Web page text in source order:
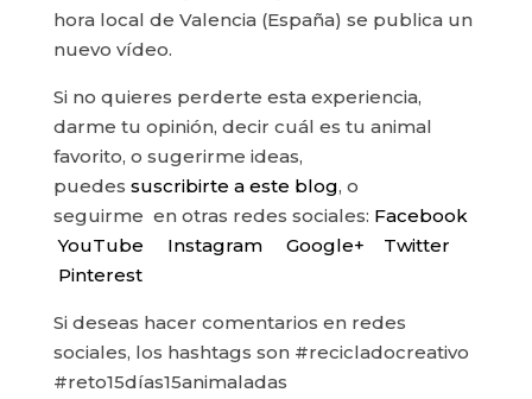
hora local de Valencia (España) se publica un
nuevo vídeo.
Si no quieres perderte esta experiencia,
darme tu opinión, decir cuál es tu animal
favorito, o sugerirme ideas,
puedes suscribirte a este blog, o
seguirme en otras redes sociales: Facebook
YouTube
Instagram Google+
Twitter
Pinterest
Si deseas hacer comentarios en redes
sociales, los hashtags son #recicladocreativo
#reto15días15animaladas